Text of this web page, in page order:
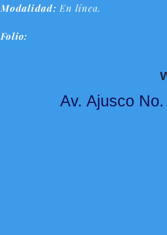
Modalidad: En línea.
Folio:
Av. Ajusco